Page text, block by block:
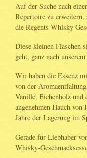
Auf der Suche nach
Repertoire zu
die Regents Whisky
Diese kleinen Flaschen
geht, ganz nach
Wir haben die Essenz
von der
Vanille, Eichenholz und
angenehmen Hauch
Jahre der Lagerung im
Gerade für Liebhaber
Whisky-